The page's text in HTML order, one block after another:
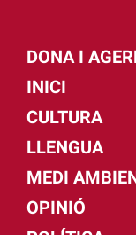
DONA I
INICI
CULTURA
LLENGUA
MEDI
OPINIÓ